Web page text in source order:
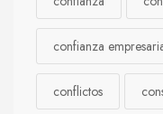
confianza
conflictos